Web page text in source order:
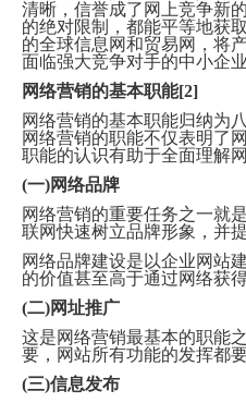
清晰，信誉成了网上竞争新
的绝对限制，都能平等地获
的全球信息网和贸易网，将
面临强大竞争对手的中小企
网络营销的基本职能[2]
网络营销的基本职能归纳为
网络营销的职能不仅表明了
职能的认识有助于全面理解
(一)网络品牌
网络营销的重要任务之一就
联网快速树立品牌形象，并
网络品牌建设是以企业网站
的价值甚至高于通过网络获
(二)网址推广
这是网络营销最基本的职能
要，网站所有功能的发挥都
(三)信息发布